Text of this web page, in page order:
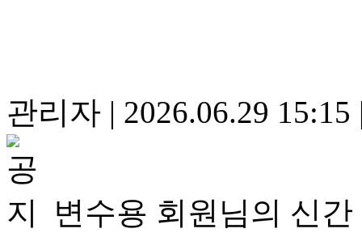
관리자 | 2026.06.29 15:15
변수용 회원님의 신